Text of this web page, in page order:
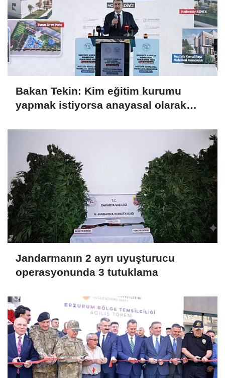
Bakan Tekin: Kim eğitim kurumu
yapmak istiyorsa anayasal olarak
Jandarmanın 2 ayrı uyuşturucu
operasyonunda 3 tutuklama